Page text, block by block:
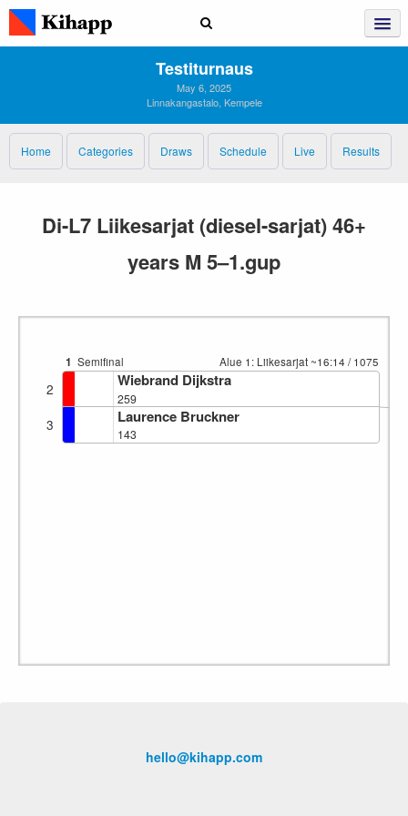
Testiturnaus
May 6, 2025
Linnakangastalo, Kempele
Home Categories Draws Schedule Live Results
Di-L7 Liikesarjat (diesel-sarjat) 46+
years M 5–1.gup
1 Semifinal Alue 1: Liikesarjat ~16:14 / 1075
2 Wiebrand Dijkstra
259
3 Laurence Bruckner
143
hello@kihapp.com